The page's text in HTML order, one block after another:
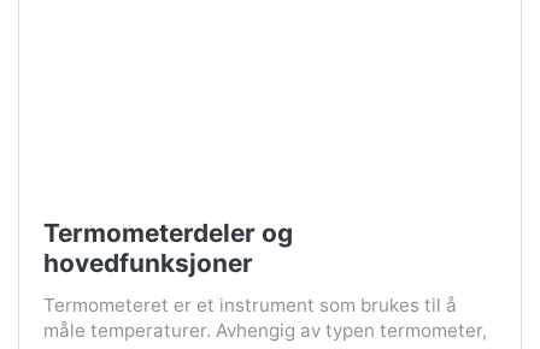
Termometerdeler og
hovedfunksjoner
Termometeret er et instrument som brukes til å
måle temperaturer. Avhengig av typen termometer,